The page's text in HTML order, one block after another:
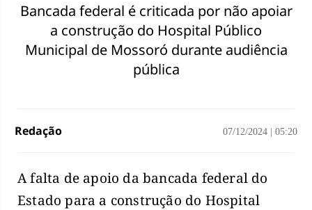
Bancada federal é criticada por não apoiar
a construção do Hospital Público
Municipal de Mossoró durante audiência
pública
Redação 07/12/2024 05:20
A falta de apoio da bancada federal do
Estado para a construção do Hospital